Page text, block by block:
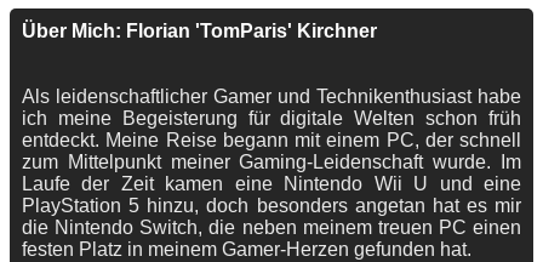
Über Mich: Florian 'TomParis' Kirchner
Als leidenschaftlicher Gamer und Technikenthusiast habe
ich meine Begeisterung für digitale Welten schon früh
entdeckt. Meine Reise begann mit einem PC, der schnell
zum Mittelpunkt meiner Gaming-Leidenschaft wurde. Im
Laufe der Zeit kamen eine Nintendo Wii U und eine
PlayStation 5 hinzu, doch besonders angetan hat es mir
die Nintendo Switch, die neben meinem treuen PC einen
festen Platz in meinem Gamer-Herzen gefunden hat.